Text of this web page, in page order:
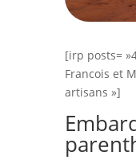
[irp posts=
Francois et
artisans »]